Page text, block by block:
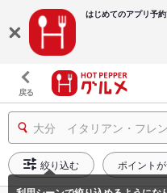
はじめてのアプリ予
戻る
大分 イタリアン・フレ
絞り込む ポイント